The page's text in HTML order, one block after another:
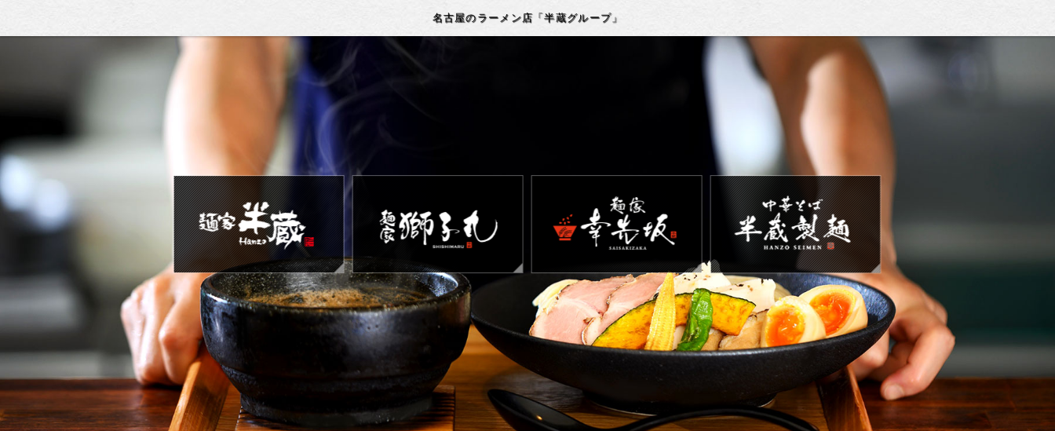
名古屋のラーメン店「半蔵グループ」